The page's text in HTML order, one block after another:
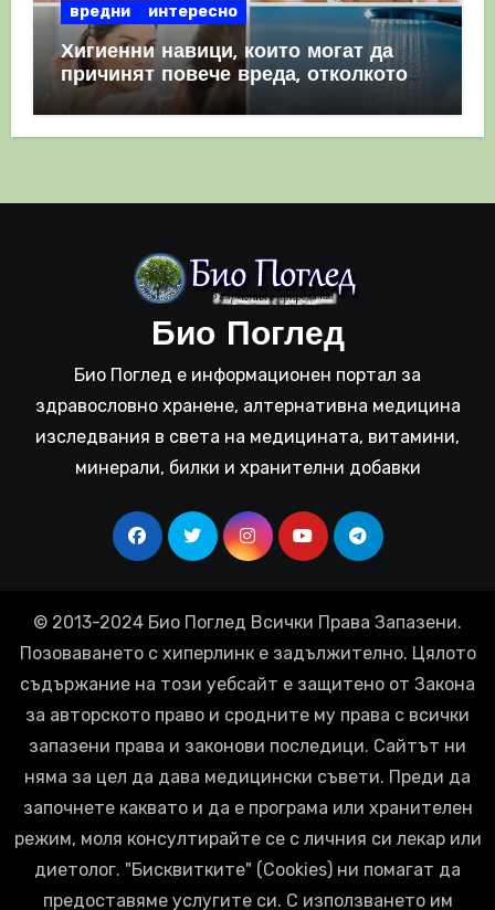
вредни интересно
Хигиенни навици, които могат да
причинят повече вреда, отколкото
полза
Био Поглед
Био Поглед е информационен портал за
здравословно хранене, алтернативна медицина
изследвания в света на медицината, витамини,
минерали, билки и хранителни добавки
© 2013-2024 Био Поглед Всички Права Запазени.
Позоваването с хиперлинк е задължително. Цялото
съдържание на този уебсайт е защитено от Закона
за авторското право и сродните му права с всички
запазени права и законови последици. Сайтът ни
няма за цел да дава медицински съвети. Преди да
започнете каквато и да е програма или хранителен
режим, моля консултирайте се с личния си лекар или
диетолог. "Бисквитките" (Cookies) ни помагат да
предоставяме услугите си. С използването им